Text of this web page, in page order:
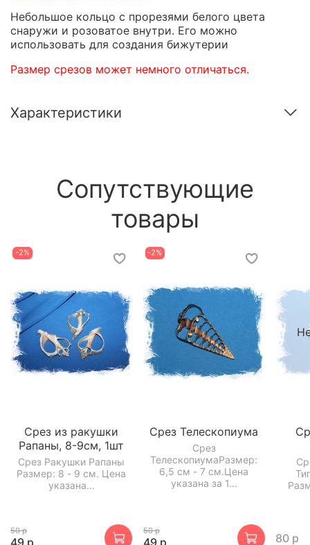
Небольшое кольцо с прорезями белого цвета
снаружи и розоватое внутри. Его можно
использовать для создания бижутерии
Размер срезов может немного отличаться.
Характеристики
Сопутствующие
товары
-2%
Срез из ракушки
Рапаны, 8-9см, 1шт
Срез Ракушки Рапаны
Размер: 8 - 9 см. Цена
указана...
50 р
-2%
Срез Телескопиума
Срез
ТелескопиумаРазмер:
6,5 см - 7 см.Цена
указана за 1...
50 р
80 р